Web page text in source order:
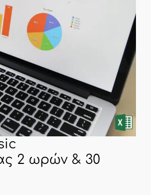
2 ωρών & 30